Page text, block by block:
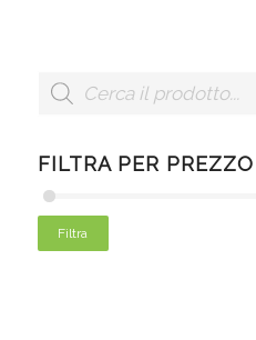
FILTRA PER PREZZO
Filtra